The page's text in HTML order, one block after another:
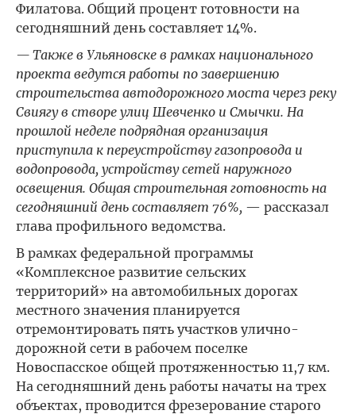
Филатова. Общий процент готовности на
сегодняшний день составляет 14%.
— Также в Ульяновске в рамках национального
проекта ведутся работы по завершению
строительства автодорожного моста через реку
Свиягу в створе улиц Шевченко и Смычки. На
прошлой неделе подрядная организация
приступила к переустройству газопровода и
водопровода, устройству сетей наружного
освещения. Общая строительная готовность на
сегодняшний день составляет 76%, — рассказал
глава профильного ведомства.
В рамках федеральной программы
«Комплексное развитие сельских
территорий» на автомобильных дорогах
местного значения планируется
отремонтировать пять участков улично-
дорожной сети в рабочем поселке
Новоспасское общей протяженностью 11,7 км.
На сегодняшний день работы начаты на трех
объектах, проводится фрезерование старого